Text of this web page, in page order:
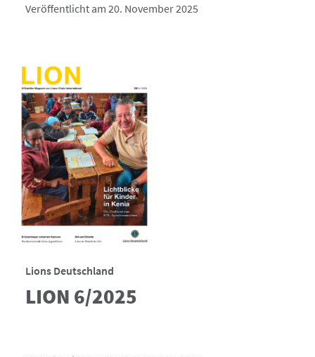
Veröffentlicht am 20. November 2025
Lions Deutschland
LION 6/2025